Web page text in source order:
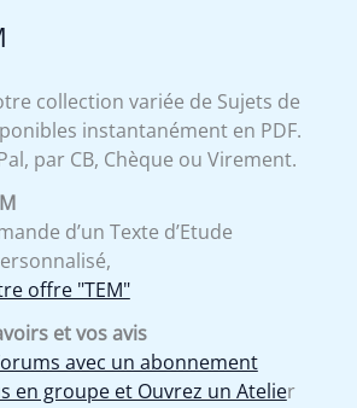
collection variée de Sujets de
instantanément en PDF.
par CB, Chèque ou Virement.
d’un Texte d’Etude
offre "TEM"
et vos avis
avec un abonnement
en groupe et Ouvrez un Atelier